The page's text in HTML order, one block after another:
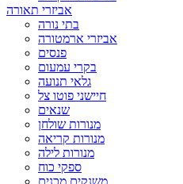
אביזרי תאורה
בתי נורה
אביזרי ארמטורה
פנסים
בקרי עמעום
גלאי תנועה
חיישני פוטו צל
שנאים
מנורות שולחן
מנורות קריאה
מנורות לילה
ספקי כוח